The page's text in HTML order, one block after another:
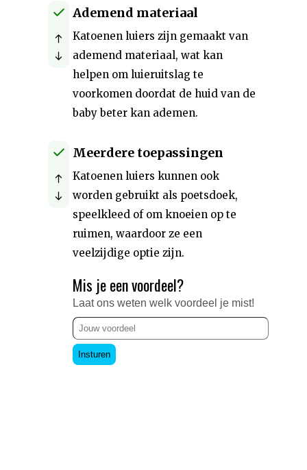
Ademend materiaal
Katoenen luiers zijn gemaakt van
ademend materiaal, wat kan
helpen om luieruitslag te
voorkomen doordat de huid van de
baby beter kan ademen.
Meerdere toepassingen
Katoenen luiers kunnen ook
worden gebruikt als poetsdoek,
speelkleed of om knoeien op te
ruimen, waardoor ze een
veelzijdige optie zijn.
Mis je een voordeel?
Laat ons weten welk voordeel je mist!
Insturen